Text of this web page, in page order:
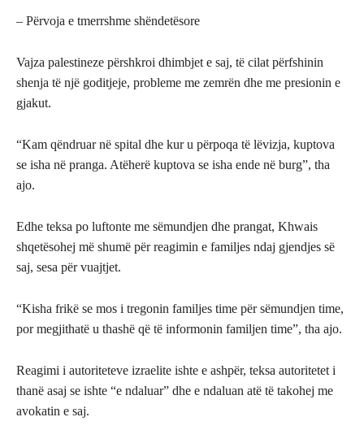
– Përvoja e tmerrshme shëndetësore
Vajza palestineze përshkroi dhimbjet e saj, të cilat përfshinin
shenja të një goditjeje, probleme me zemrën dhe me presionin e
gjakut.
“Kam qëndruar në spital dhe kur u përpoqa të lëvizja, kuptova
se isha në pranga. Atëherë kuptova se isha ende në burg”, tha
ajo.
Edhe teksa po luftonte me sëmundjen dhe prangat, Khwais
shqetësohej më shumë për reagimin e familjes ndaj gjendjes së
saj, sesa për vuajtjet.
“Kisha frikë se mos i tregonin familjes time për sëmundjen time,
por megjithatë u thashë që të informonin familjen time”, tha ajo.
Reagimi i autoriteteve izraelite ishte e ashpër, teksa autoritetet i
thanë asaj se ishte “e ndaluar” dhe e ndaluan atë të takohej me
avokatin e saj.